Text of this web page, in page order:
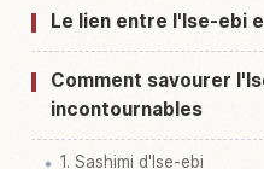
Le lien entre l'Ise-ebi
Comment savourer
incontournables
1. Sashimi d'Ise-ebi